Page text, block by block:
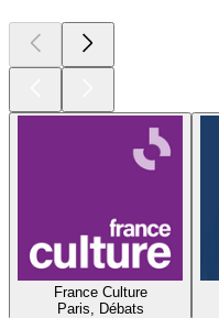
France Culture
Paris, Débats